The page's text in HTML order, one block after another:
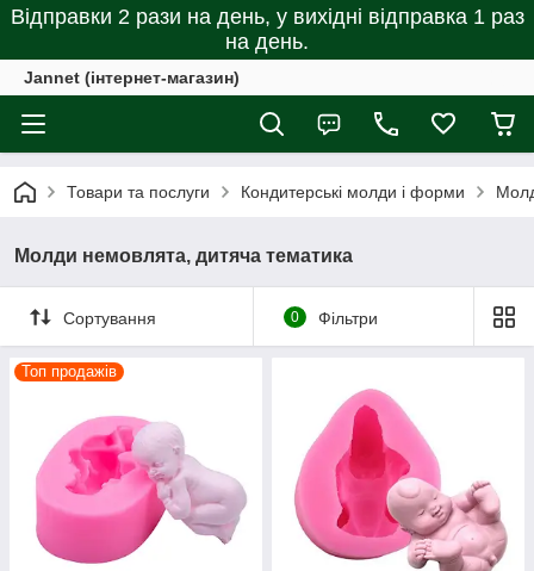
Відправки 2 рази на день, у вихідні відправка 1 раз
на день.
Jannet (інтернет-магазин)
Товари та послуги Кондитерські молди і форми
Молди немовлята, дитяча тематика
Сортування 0 Фільтри
Топ продажів